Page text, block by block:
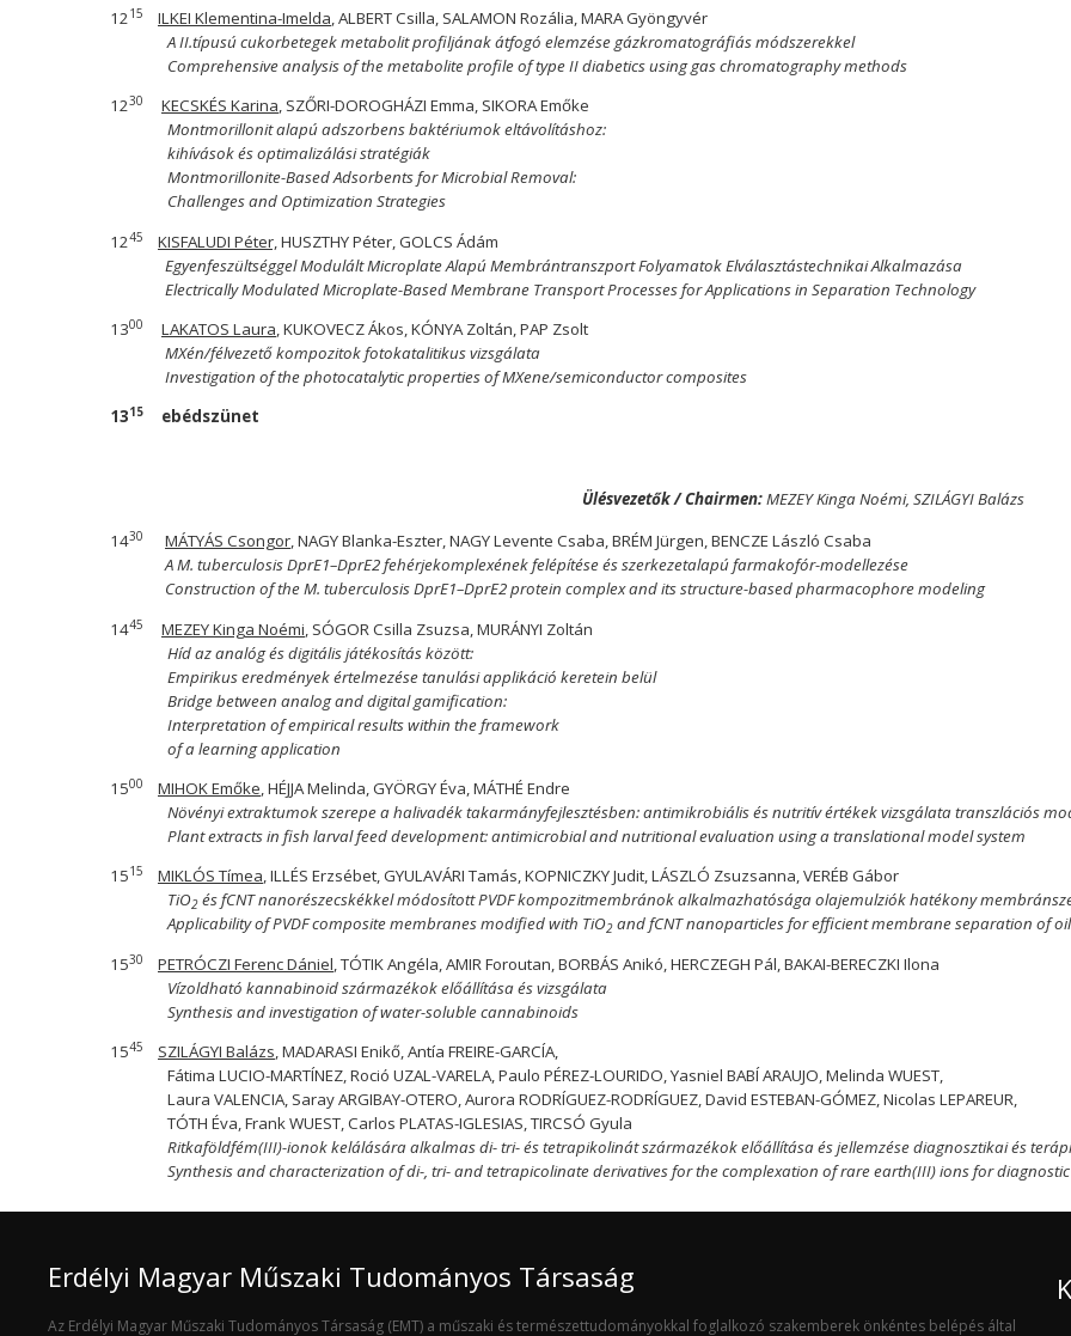
1215 ILKEI Klementina-Imelda, ALBERT Csilla, SALAMON Rozália, MARA Gyöngyvér
A II.típusú cukorbetegek metabolit profiljának átfogó elemzése gázkromatográfiás módszerekkel
Comprehensive analysis of the metabolite profile of type II diabetics using gas chromatography methods
1230 KECSKÉS Karina, SZŐRI-DOROGHÁZI Emma, SIKORA Emőke
Montmorillonit alapú adszorbens baktériumok eltávolításhoz:
kihívások és optimalizálási stratégiák
Montmorillonite-Based Adsorbents for Microbial Removal:
Challenges and Optimization Strategies
1245 KISFALUDI Péter, HUSZTHY Péter, GOLCS Ádám
Egyenfeszültséggel Modulált Microplate Alapú Membrántranszport Folyamatok Elválasztástechnikai Alkalmazása
Electrically Modulated Microplate-Based Membrane Transport Processes for Applications in Separation Technology
1300 LAKATOS Laura, KUKOVECZ Ákos, KÓNYA Zoltán, PAP Zsolt
MXén/félvezető kompozitok fotokatalitikus vizsgálata
Investigation of the photocatalytic properties of MXene/semiconductor composites
1315 ebédszünet
Ülésvezetők / Chairmen:MEZEY Kinga Noémi, SZILÁGYI Balázs
1430 MÁTYÁS Csongor, NAGY Blanka-Eszter, NAGY Levente Csaba, BRÉM Jürgen, BENCZE László Csaba
A M. tuberculosis DprE1–DprE2 fehérjekomplexének felépítése és szerkezetalapú farmakofór-modellezése
Construction of the M. tuberculosis DprE1–DprE2 protein complex and its structure-based pharmacophore modeling
1445 MEZEY Kinga Noémi , SÓGOR Csilla Zsuzsa, MURÁNYI Zoltán
Híd az analóg és digitális játékosítás között:
Empirikus eredmények értelmezése tanulási applikáció keretein belül
Bridge between analog and digital gamification:
Interpretation of empirical results within the framework
of a learning application
1500 MIHOK Emőke, HÉJJA Melinda, GYÖRGY Éva, MÁTHÉ Endre
Növényi extraktumok szerepe a halivadék takarmányfejlesztésben: antimikrobiális és nutritív értékek vizsgálata transzlációs
Plant extracts in fish larval feed development: antimicrobial and nutritional evaluation using a translational model system
1515 MIKLÓS Tímea, ILLÉS Erzsébet, GYULAVÁRI Tamás, KOPNICZKY Judit, LÁSZLÓ Zsuzsanna, VERÉB Gábor
TiO2 és fCNT nanorészecskékkel módosított PVDF kompozitmembránok alkalmazhatósága olajemulziók hatékony
Applicability of PVDF composite membranes modified with TiO2 and fCNT nanoparticles for efficient membrane separation of
1530 PETRÓCZI Ferenc Dániel , TÓTIK Angéla, AMIR Foroutan, BORBÁS Anikó, HERCZEGH Pál, BAKAI-BERECZKI Ilona
Vízoldható kannabinoid származékok előállítása és vizsgálata
Synthesis and investigation of water-soluble cannabinoids
1545 SZILÁGYI Balázs, MADARASI Enikő, Antía FREIRE-GARCÍA,
Fátima LUCIO-MARTÍNEZ, Roció UZAL-VARELA, Paulo PÉREZ-LOURIDO, Yasniel BABÍ ARAUJO, Melinda WUEST,
Laura VALENCIA, Saray ARGIBAY-OTERO, Aurora RODRÍGUEZ-RODRÍGUEZ, David ESTEBAN-GÓMEZ, Nicolas LEPAREUR,
TÓTH Éva, Frank WUEST, Carlos PLATAS-IGLESIAS, TIRCSÓ Gyula
Ritkaföldfém(III)-ionok kelálására alkalmas di- tri- és tetrapikolinát származékok előállítása és jellemzése diagnosztikai és
Synthesis and characterization of di-, tri- and tetrapicolinate derivatives for the complexation of rare earth(III) ions for
Erdélyi Magyar Műszaki Tudományos Társaság
Az Erdélyi Magyar Műszaki Tudományos Társaság (EMT) a műszaki és természettudományokkal foglalkozó szakemberek önkéntes belépés által